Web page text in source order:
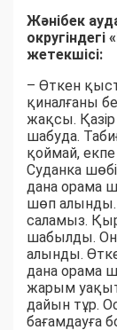
Жәнібек
жетекшісі:
– Өткен
қиналғаны
жақсы.
шабуда.
қоймай,
Суданка
дана орама
шөп алынды.
саламыз.
шабылды.
алынды.
дана орама
жарым
дайын тұр.
бағамдауға